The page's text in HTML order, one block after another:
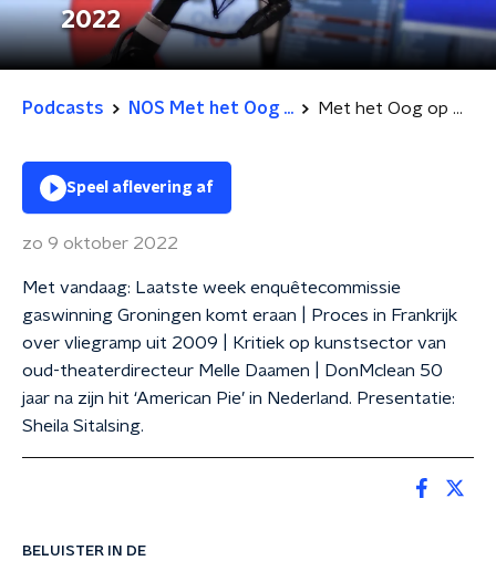
2022
Podcasts NOS Met het Oog ... Met het Oog op Morgen 09-10-2022
BELUISTER IN DE
Speel aflevering af
zo 9 oktober 2022
Met vandaag: Laatste week enquêtecommissie
gaswinning Groningen komt eraan | Proces in Frankrijk
over vliegramp uit 2009 | Kritiek op kunstsector van
oud-theaterdirecteur Melle Daamen | DonMclean 50
jaar na zijn hit ‘American Pie’ in Nederland. Presentatie:
Sheila Sitalsing.